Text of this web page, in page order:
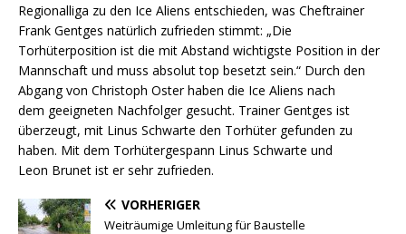
Regionalliga zu den Ice Aliens entschieden, was Cheftrainer
Frank Gentges natürlich zufrieden stimmt: „Die
Torhüterposition ist die mit Abstand wichtigste Position in der
Mannschaft und muss absolut top besetzt sein.“ Durch den
Abgang von Christoph Oster haben die Ice Aliens nach
dem geeigneten Nachfolger gesucht. Trainer Gentges ist
überzeugt, mit Linus Schwarte den Torhüter gefunden zu
haben. Mit dem Torhütergespann Linus Schwarte und
Leon Brunet ist er sehr zufrieden.
VORHERIGER
Weiträumige Umleitung für Baustelle